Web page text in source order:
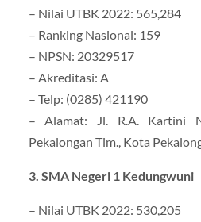
– Nilai UTBK 2022: 565,284
– Ranking Nasional: 159
– NPSN: 20329517
– Akreditasi: A
– Telp: (0285) 421190
– Alamat: Jl. R.A. Kartini
Pekalongan Tim., Kota
3. SMA Negeri 1 Kedungwuni
– Nilai UTBK 2022: 530,205